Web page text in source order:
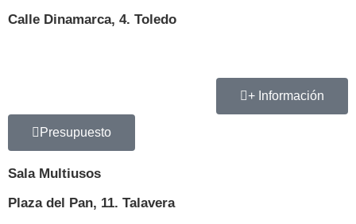
Calle Dinamarca, 4. Toledo
+ Información
Presupuesto
Sala Multiusos
Plaza del Pan, 11. Talavera